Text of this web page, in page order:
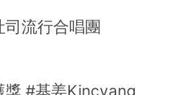
流行合唱團
#基姜Kincyang